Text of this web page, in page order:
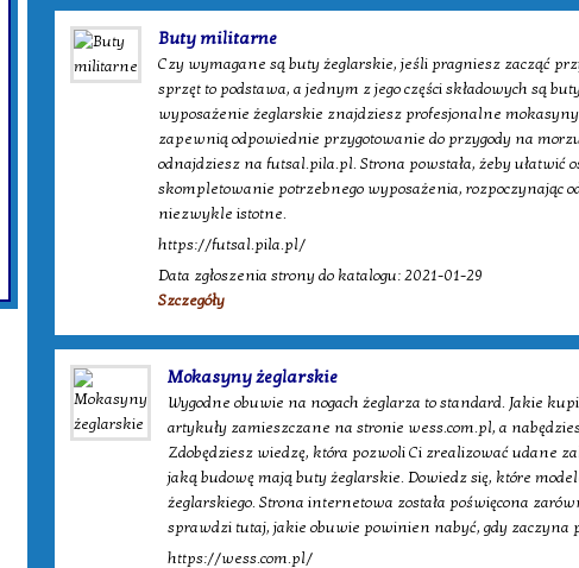
Buty militarne
Czy wymagane są buty żeglarskie, jeśli pragniesz zacząć
sprzęt to podstawa, a jednym z jego części składowych są
wyposażenie żeglarskie znajdziesz profesjonalne
zapewnią odpowiednie przygotowanie do przygody na
odnajdziesz na futsal.pila.pl. Strona powstała, żeby ułatwić
skompletowanie potrzebnego wyposażenia, rozpoczynając
niezwykle istotne.
https://futsal.pila.pl/
Data zgłoszenia strony do katalogu: 2021-01-29
Szczegóły
Mokasyny żeglarskie
Wygodne obuwie na nogach żeglarza to standard. Jakie
artykuły zamieszczane na stronie wess.com.pl, a
Zdobędziesz wiedzę, która pozwoli Ci zrealizować udane
jaką budowę mają buty żeglarskie. Dowiedz się, które
żeglarskiego. Strona internetowa została poświęcona
sprawdzi tutaj, jakie obuwie powinien nabyć, gdy zaczyna
https://wess.com.pl/